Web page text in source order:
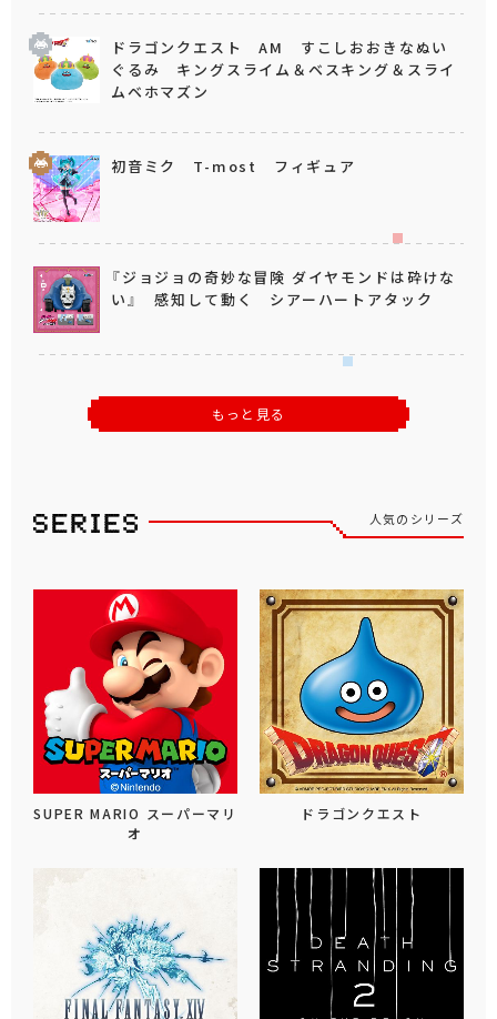
ドラゴンクエスト AM すこしおおきなぬい
ぐるみ キングスライム＆ベスキング＆スライ
ムベホマズン
初音ミク T-most フィギュア
『ジョジョの奇妙な冒険 ダイヤモンドは砕けな
い』 感知して動く シアーハートアタック
もっと見る
人気のシリーズ
SUPER MARIO スーパーマリ
オ
ドラゴンクエスト